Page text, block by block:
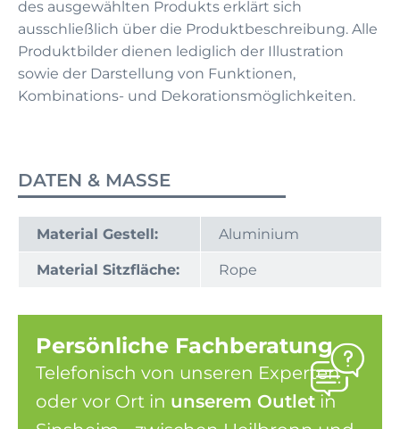
des ausgewählten Produkts erklärt sich
ausschließlich über die Produktbeschreibung. Alle
Produktbilder dienen lediglich der Illustration
sowie der Darstellung von Funktionen,
Kombinations- und Dekorationsmöglichkeiten.
DATEN & MASSE
Material Gestell: Aluminium
Material Sitzfläche: Rope
Persönliche Fachberatung
Telefonisch von unseren Experten
oder vor Ort in unserem Outlet in